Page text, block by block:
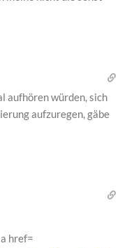
aufhören würden, sich
aufzuregen, gäbe
href=